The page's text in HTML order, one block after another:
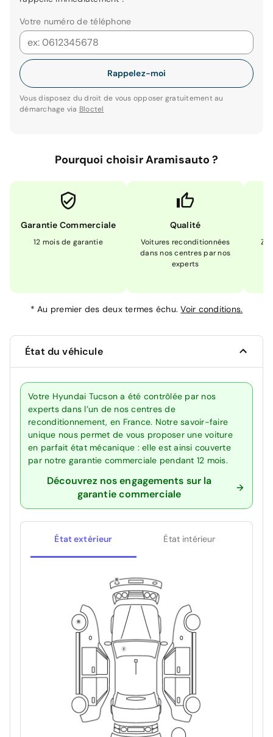
Votre numéro de téléphone
Rappelez-moi
Vous disposez du droit de vous opposer gratuitement au
démarchage via Bloctel
Pourquoi choisir Aramisauto ?
Garantie Commerciale
12 mois de garantie
Qualité
Voitures reconditionnées
dans nos centres par nos
experts
*Au premier des deux termes échu.Voir conditions.
État du véhicule
Votre Hyundai Tucson a été contrôlée par nos
experts dans l’un de nos centres de
reconditionnement, en France. Notre savoir-faire
unique nous permet de vous proposer une voiture
en parfait état mécanique : elle est ainsi couverte
par notre garantie commerciale pendant 12 mois.
Découvrez nos engagements sur la
garantie commerciale
État extérieur État intérieur